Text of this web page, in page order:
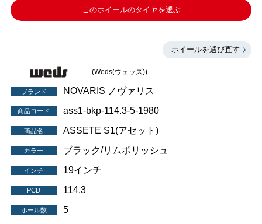
このホイールのタイヤを選ぶ
ホイールを選び直す
(Weds(ウェッズ))
ブランド NOVARIS ノヴァリス
商品コード ass1-bkp-114.3-5-1980
商品名 ASSETE S1(アセット)
カラー ブラック/リムポリッシュ
インチ 19インチ
PCD 114.3
ホール数 5